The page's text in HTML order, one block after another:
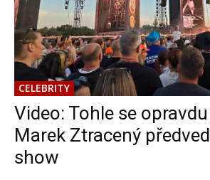
CELEBRITY
Video: Tohle se
Marek Ztracený
show